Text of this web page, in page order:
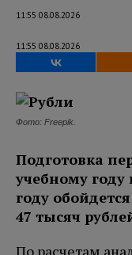
11:55 08.08.2026
11:55 08.08.2026
Фото: Freepik.
Подготовка
учебному году
году
47 тысяч